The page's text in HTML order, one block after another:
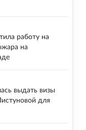
работу на
на
выдать визы
для